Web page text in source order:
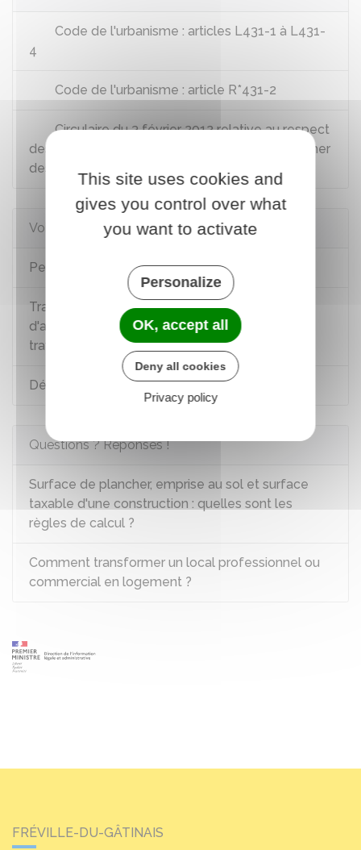
Code de l'urbanisme : articles L431-1 à L431-
4
Code de l'urbanisme : article R*431-2
Circulaire du 3 février 2012 relative au respect
des modalités de calcul de la surface de plancher
des constructions
Voir aussi
Permis de construire (PC)
Transfert du permis de construire, du permis
d'aménager ou d'une déclaration préalable de
travaux
Déclaration préalable (DP)
Questions ? Réponses !
Surface de plancher, emprise au sol et surface
taxable d'une construction : quelles sont les
règles de calcul ?
Comment transformer un local professionnel ou
commercial en logement ?
FRÉVILLE-DU-GÂTINAIS
This site uses cookies and
gives you control over what
you want to activate
Personalize
OK, accept all
Deny all cookies
Privacy policy